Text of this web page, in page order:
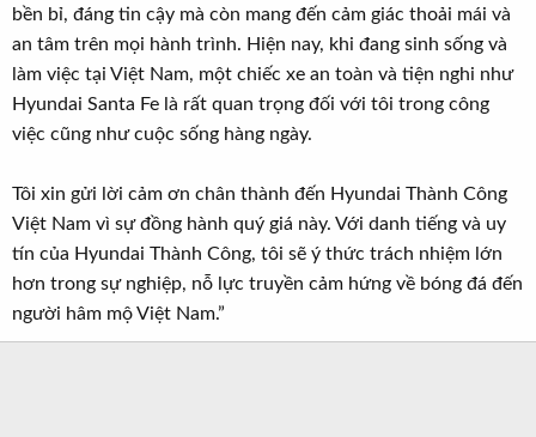
bền bỉ, đáng tin cậy mà còn mang đến cảm giác thoải mái và
an tâm trên mọi hành trình. Hiện nay, khi đang sinh sống và
làm việc tại Việt Nam, một chiếc xe an toàn và tiện nghi như
Hyundai Santa Fe là rất quan trọng đối với tôi trong công
việc cũng như cuộc sống hàng ngày.
Tôi xin gửi lời cảm ơn chân thành đến Hyundai Thành Công
Việt Nam vì sự đồng hành quý giá này. Với danh tiếng và uy
tín của Hyundai Thành Công, tôi sẽ ý thức trách nhiệm lớn
hơn trong sự nghiệp, nỗ lực truyền cảm hứng về bóng đá đến
người hâm mộ Việt Nam.”